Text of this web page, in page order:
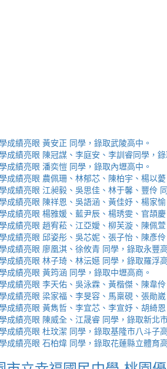
成績亮眼 黃安正 同學，錄取武陵高中。
成績亮眼 陳冠謀、李庭安、李訓睿同學，
成績亮眼 潘奕愷 同學，錄取內壢高中。
成績亮眼 農佩珊、林郁芯、陳柏宇、楊以
成績亮眼 江昶毅、吳思佳、林于馨、豐伶
成績亮眼 陳祥恩、吳語涵、黃佳妤、楊家
成績亮眼 楊雅媛、藍尹辰、楊琇雯、官頡
成績亮眼 趙宥菘、江亞嬡、柳芙漩、陳佩
成績亮眼 邱姿彤、吳芯妮、張子怡、陳彥
成績亮眼 廖凰淇、徐攸青 同學，錄取永豐
成績亮眼 林子琦、林沄嬨 同學，錄取羅浮
成績亮眼 黃筠涵 同學，錄取中壢高商。
成績亮眼 李天佑、吳泳霖、黃楷傑、陳韋
成績亮眼 梁家福、李旻容、馬稟硯、張勛
成績亮眼 黃雋哲、李宜芯、李宣妤、胡綺
成績亮眼 陳威全、江晟睿 同學，錄取新北
成績亮眼 杜玟潔 同學，錄取基隆市八斗子
成績亮眼 石柏煒 同學，錄取花蓮縣立體育